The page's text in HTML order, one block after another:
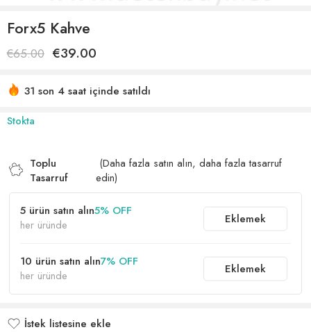
Forx5 Kahve
€65.00 €39.00
31 son 4 saat içinde satıldı
var
Stokta
Toplu
Tasarruf
(Daha fazla satın alın, daha fazla tasarruf
edin)
5 ürün satın alın5% OFF
her üründe
Eklemek
10 ürün satın alın7% OFF
her üründe
Eklemek
İstek listesine ekle